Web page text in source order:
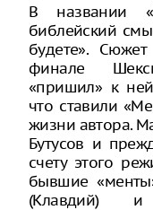
В названии
библейский
будете».
финале
«пришил» к
что ставили
жизни автора.
Бутусов и
счету этого
бывшие
(Клавдий) и